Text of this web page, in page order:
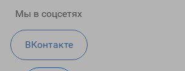
Мы в соцсетях
ВКонтакте